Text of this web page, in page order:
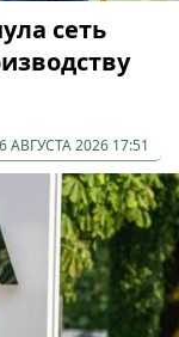
сеть
АВГУСТА 2026 17:51